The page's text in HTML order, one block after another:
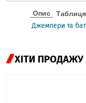
Опис Таблиця
Джемпери та
ХІТИ ПРОДАЖУ